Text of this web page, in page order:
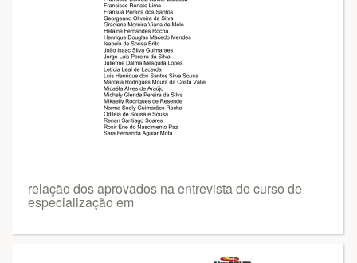
relação dos aprovados na entrevista do curso de
especialização em